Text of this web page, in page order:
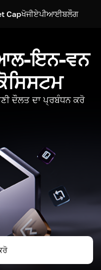
Capਖੋਜੀਏਪੀਆਈਬਲੌਗ
ਇਨ-ਵਨ
ਦੌਲਤ ਦਾ ਪ੍ਰਬੰਧਨ ਕਰੋ